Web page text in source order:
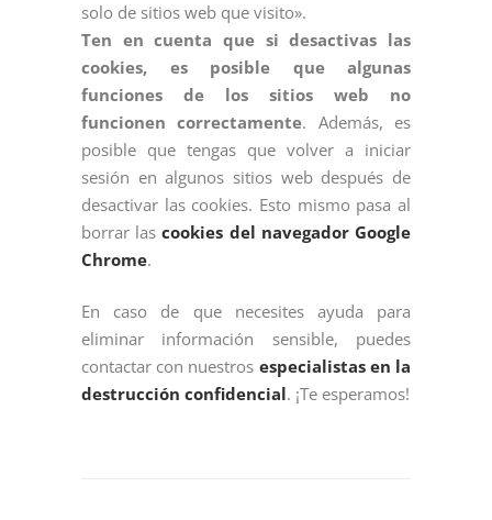
solo de sitios web que visito».
Ten en cuenta que si desactivas las
cookies, es posible que algunas
funciones de los sitios web no
funcionen correctamente. Además, es
posible que tengas que volver a iniciar
sesión en algunos sitios web después de
desactivar las cookies. Esto mismo pasa al
borrar lascookies del navegador Google
Chrome.
En caso de que necesites ayuda para
eliminar información sensible, puedes
contactar con nuestros especialistas en la
destrucción confidencial. ¡Te esperamos!